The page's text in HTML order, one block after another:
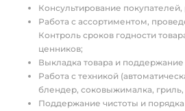
Консультирование покупателей,
Работа с ассортиментом,
Контроль сроков годности
ценников;
Выкладка товара и
Работа с техникой
блендер, соковыжималка,
Поддержание чистоты и